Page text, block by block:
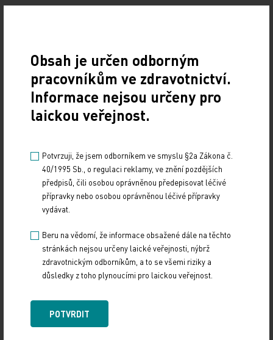
10. 3. 2025
19. světový kongres Controversies in Neurology (CONy)
se bude konat v termínu 20.–22. března 2025 v Praze.
Vystavování ePoukazů
Dnešní Poradna přináší přehled o tom, jak funguje
ePoukaz, kde ho lze uplatnit a jaké možnosti má lékař
při jeho předání pacientovi. Představí mimo…
13. 12. 2024
Národní ústav duševního zdraví (NUDZ) připravil kurs
pro rodiče dětí s úzkostmi. Účast nabízí zdarma ve 14
Vláda schválila Národní kardiovaskulární plán
Obsah je určen odborným
pracovníkům ve zdravotnictví.
Informace nejsou určeny pro
laickou veřejnost.
Potvrzuji, že jsem odborníkem ve smyslu §2a Zákona č.
40/1995 Sb., o regulaci reklamy, ve znění pozdějších
předpisů, čili osobou oprávněnou předepisovat léčivé
přípravky nebo osobou oprávněnou léčivé přípravky
vydávat.
Beru na vědomí, že informace obsažené dále na těchto
stránkách nejsou určeny laické veřejnosti, nýbrž
zdravotnickým odborníkům, a to se všemi riziky a
důsledky z toho plynoucími pro laickou veřejnost.
POTVRDIT